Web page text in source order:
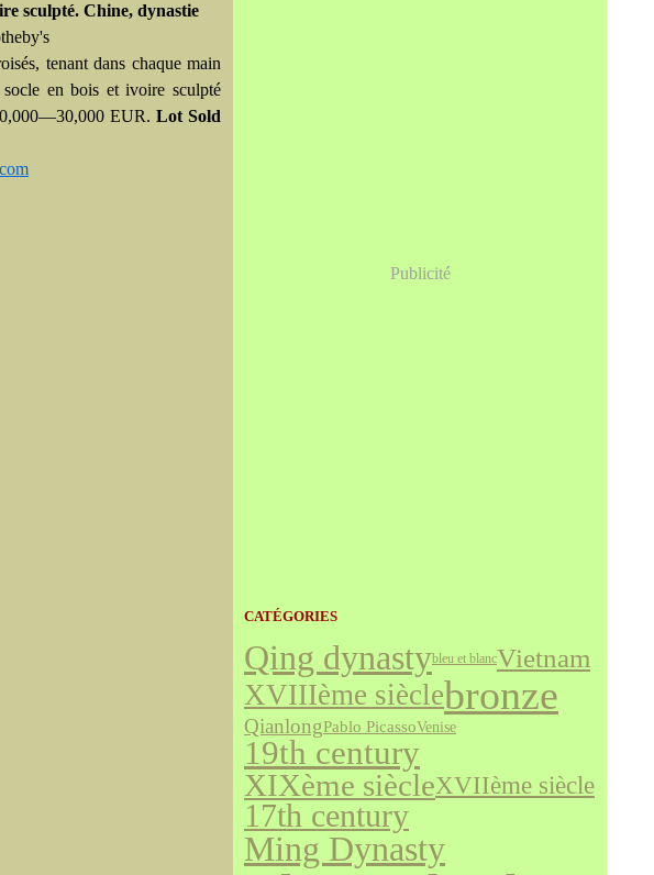
sculpté. Chine, dynastie
tenant dans chaque main
en bois et ivoire sculpté
EUR. Lot Sold
Publicité
CATÉGORIES
Qing dynastybleu et blancVietnam
XVIIIème sièclebronze
QianlongPablo PicassoVenise
19th century
XIXème siècleXVIIème siècle
17th century
Ming Dynasty